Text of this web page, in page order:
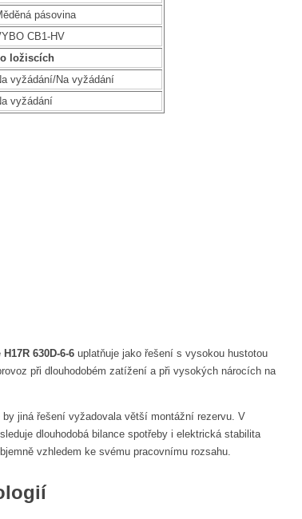
pásovina
CB1-HV
ložiscích
vyžádání/Na vyžádání
vyžádání
H17R 630D-6-6 uplatňuje jako řešení s vysokou hustotou
při dlouhodobém zatížení a při vysokých nárocích na
jiná řešení vyžadovala větší montážní rezervu. V
dlouhodobá bilance spotřeby i elektrická stabilita
vzhledem ke svému pracovnímu rozsahu.